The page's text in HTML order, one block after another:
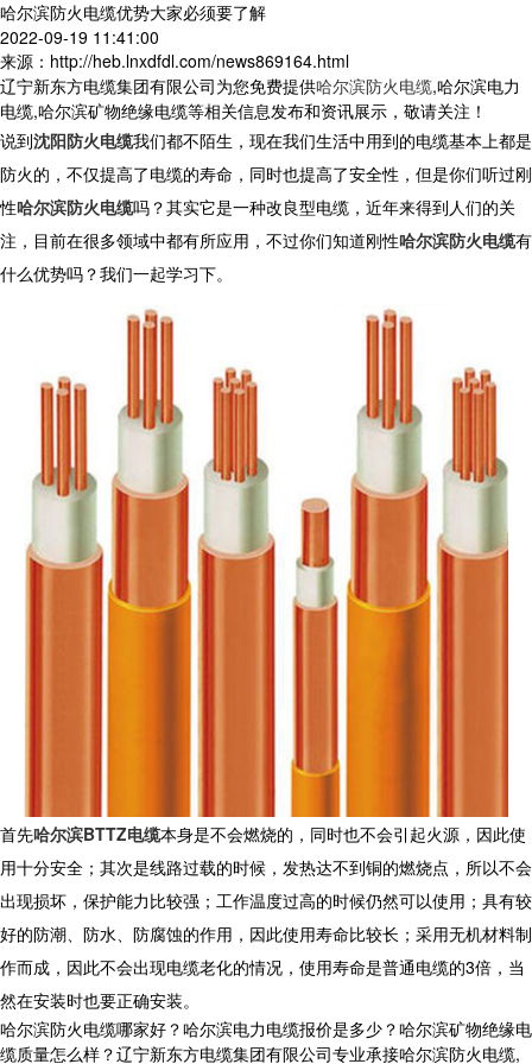
哈尔滨防火电缆优势大家必须要了解
2022-09-19 11:41:00
来源：http://heb.lnxdfdl.com/news869164.html
辽宁新东方电缆集团有限公司为您免费提供哈尔滨防火电缆,哈尔滨电力
电缆,哈尔滨矿物绝缘电缆等相关信息发布和资讯展示，敬请关注！
说到沈阳防火电缆我们都不陌生，现在我们生活中用到的电缆基本上都是
防火的，不仅提高了电缆的寿命，同时也提高了安全性，但是你们听过刚
性哈尔滨防火电缆吗？其实它是一种改良型电缆，近年来得到人们的关
注，目前在很多领域中都有所应用，不过你们知道刚性哈尔滨防火电缆有
什么优势吗？我们一起学习下。
首先哈尔滨BTTZ电缆本身是不会燃烧的，同时也不会引起火源，因此使
用十分安全；其次是线路过载的时候，发热达不到铜的燃烧点，所以不会
出现损坏，保护能力比较强；工作温度过高的时候仍然可以使用；具有较
好的防潮、防水、防腐蚀的作用，因此使用寿命比较长；采用无机材料制
作而成，因此不会出现电缆老化的情况，使用寿命是普通电缆的3倍，当
然在安装时也要正确安装。
哈尔滨防火电缆哪家好？哈尔滨电力电缆报价是多少？哈尔滨矿物绝缘电
缆质量怎么样？辽宁新东方电缆集团有限公司专业承接哈尔滨防火电缆,